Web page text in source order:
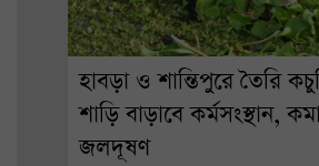
হাবড়া ও শান্তিপুরে তৈরি
শাড়ি বাড়াবে কর্মসংস্থান,
জলদূষণ